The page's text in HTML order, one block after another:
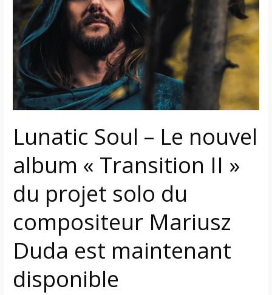
Lunatic Soul – Le nouvel
album « Transition II »
du projet solo du
compositeur Mariusz
Duda est maintenant
disponible
nouvel
album
« Transition
II »
du
projet
solo
compositeur
Mariusz
Duda
est
maintenant
disponible